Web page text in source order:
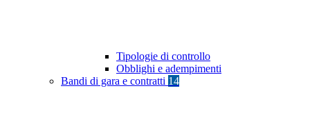
Tipologie di controllo
Obblighi e adempimenti
Bandi di gara e contratti 14